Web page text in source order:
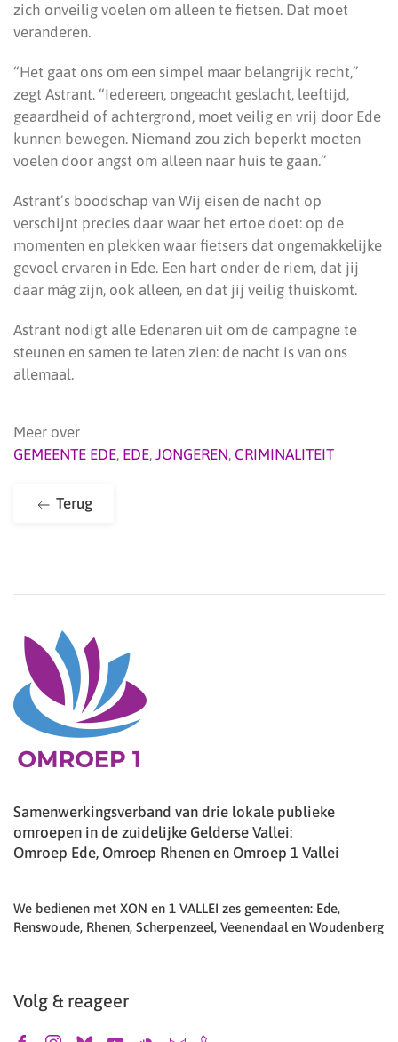
zich onveilig voelen om alleen te fietsen. Dat moet
veranderen.
“Het gaat ons om een simpel maar belangrijk recht,”
zegt Astrant. “Iedereen, ongeacht geslacht, leeftijd,
geaardheid of achtergrond, moet veilig en vrij door Ede
kunnen bewegen. Niemand zou zich beperkt moeten
voelen door angst om alleen naar huis te gaan.”
Astrant’s boodschap van Wij eisen de nacht op
verschijnt precies daar waar het ertoe doet: op de
momenten en plekken waar fietsers dat ongemakkelijke
gevoel ervaren in Ede. Een hart onder de riem, dat jij
daar mág zijn, ook alleen, en dat jij veilig thuiskomt.
Astrant nodigt alle Edenaren uit om de campagne te
steunen en samen te laten zien: de nacht is van ons
allemaal.
Meer over
GEMEENTE EDE, EDE, JONGEREN, CRIMINALITEIT
Terug
Samenwerkingsverband van drie lokale publieke
omroepen in de zuidelijke Gelderse Vallei:
Omroep Ede, Omroep Rhenen en Omroep 1 Vallei
We bedienen met XON en 1 VALLEI zes gemeenten: Ede,
Renswoude, Rhenen, Scherpenzeel, Veenendaal en Woudenberg
Volg & reageer